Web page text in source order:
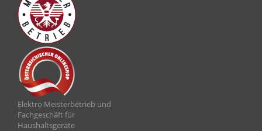
Elektro Meisterbetrieb und
Fachgeschäft für
Haushaltsgeräte